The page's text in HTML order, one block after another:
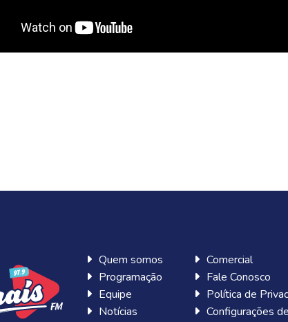
Quem somos
Programação
Equipe
Notícias
Comercial
Fale Conosco
Política de
Configurações